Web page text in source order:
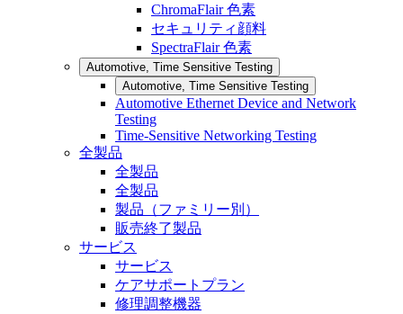
ChromaFlair 色素
セキュリティ顔料
SpectraFlair 色素
Automotive, Time Sensitive Testing
Automotive, Time Sensitive Testing
Automotive Ethernet Device and Network
Testing
Time-Sensitive Networking Testing
全製品
全製品
全製品
製品（ファミリー別）
販売終了製品
サービス
サービス
ケアサポートプラン
修理調整機器